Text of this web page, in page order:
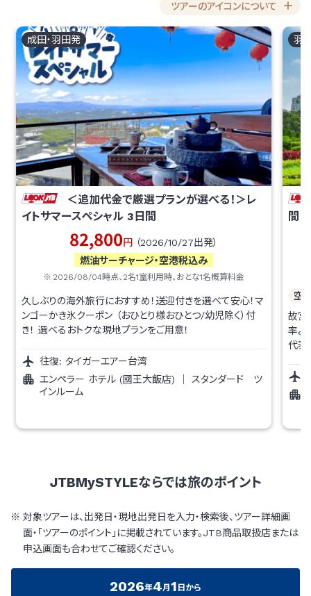
ツアーのアイコンについて
＜追加代金で厳選プランが選べる！＞レ
イトサマースペシャル 3 日間
成田・羽田発
82,800円 （2026/10/27出発）
燃油サーチャージ・空港税込み
2026/08/04時点、 2名1室利用時、おとな1名概算料金
久しぶりの海外旅行におすすめ！送迎付きを選べて安心！マ
ンゴーかき氷クーポン （おひとり様おひとつ/幼児除く）付
き！ 選べるおトクな現地プランをご用意！
往復: タイガーエアー台湾
エンペラー ホテル (國王大飯店)
スタンダード ツ
インルーム
間
羽
空
故宮
率よ
代表
JTBMySTYLEならでは旅のポイント
対象ツアーは、出発日・現地出発日を入力・検索後、ツアー詳細画
面・「ツアーのポイント」に掲載されています。JTB商品取扱店または
申込画面も合わせてご確認ください。
2026年4月1 日から